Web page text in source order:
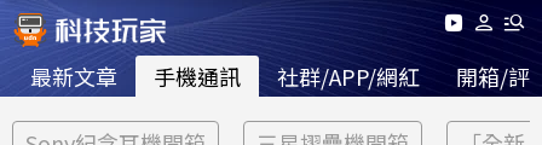
最新文章 手機通訊 社群/APP/網紅 開箱/評